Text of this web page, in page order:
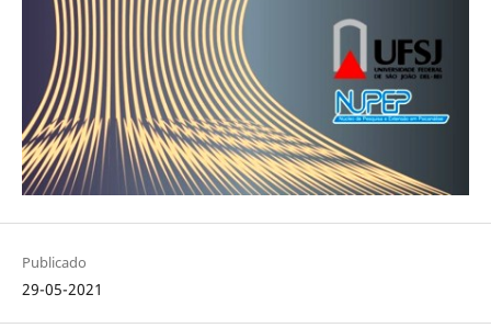
Publicado
29-05-2021